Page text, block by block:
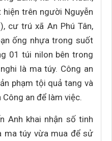
hiện trên người Nguyễn
cư trú xã An Phú Tân,
ống nhựa trong suốt
01 túi nilon bên trong
là ma túy. Công an
phạm tội quả tang và
an để làm việc.
Anh khai nhận số tinh
ma túy vừa mua để sử